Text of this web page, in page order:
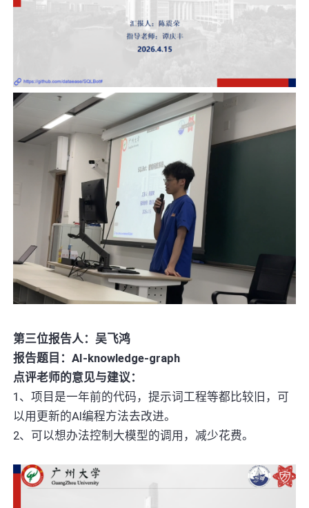
第三位报告人：吴飞鸿
报告题目：AI-knowledge-graph
点评老师的意见与建议：
1、项目是一年前的代码，提示词工程等都比较旧，可
以用更新的AI编程方法去改进。
2、可以想办法控制大模型的调用，减少花费。